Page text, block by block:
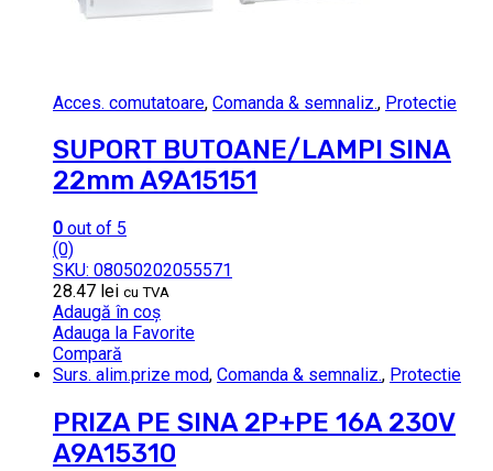
Acces. comutatoare, Comanda & semnaliz., Protectie
SUPORT BUTOANE/LAMPI SINA
22mm A9A15151
0 out of 5
(0)
SKU: 08050202055571
28.47 lei cu TVA
Adaugă în coș
Adauga la Favorite
Compară
Surs. alim.prize mod, Comanda & semnaliz., Protectie
PRIZA PE SINA 2P+PE 16A 230V
A9A15310